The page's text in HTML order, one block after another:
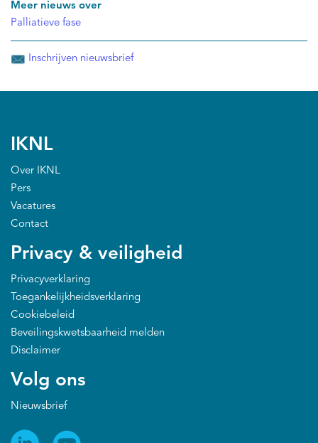
Meer nieuws over
Palliatieve fase
Inschrijven nieuwsbrief
IKNL
Over IKNL
Pers
Vacatures
Contact
Privacy & veiligheid
Privacyverklaring
Toegankelijkheidsverklaring
Cookiebeleid
Beveilingskwetsbaarheid melden
Disclaimer
Volg ons
Nieuwsbrief